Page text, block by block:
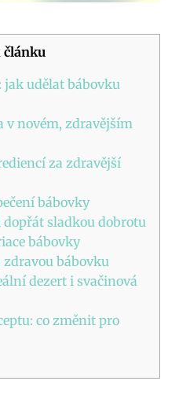
článku
udělat bábovku
v novém, zdravějším
za zdravější
bábovky
sladkou dobrotu
bábovky
zdravou bábovku
dezert i svačinová
co změnit pro